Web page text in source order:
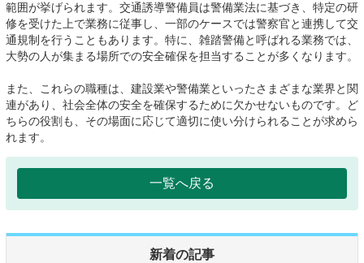
範囲が挙げられます。交通誘導警備員は警備業法に基づき、特定の研
修を受けた上で業務に従事し、一部のケースでは警察官と連携して交
通規制を行うこともあります。特に、雑踏警備と呼ばれる業務では、
大勢の人が集まる場所での安全確保を担当することが多くなります。
また、これらの職種は、建設業や警備業といったさまざまな業界と関
連があり、社会全体の安全を確保するために欠かせないものです。ど
ちらの役割も、その場面に応じて適切に使い分けられることが求めら
れます。
一覧へ戻る
新着の記事